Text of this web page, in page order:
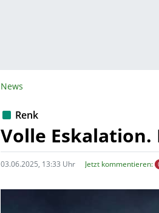
News
Renk
Volle
03.06.2025, 13:33 Uhr Jetzt kommentieren: